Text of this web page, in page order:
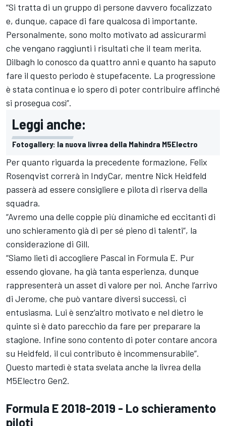
“Si tratta di un gruppo di persone davvero focalizzato
e, dunque, capace di fare qualcosa di importante.
Personalmente, sono molto motivato ad assicurarmi
che vengano raggiunti i risultati che il team merita.
Dilbagh lo conosco da quattro anni e quanto ha saputo
fare il questo periodo è stupefacente. La progressione
è stata continua e io spero di poter contribuire affinché
si prosegua così”.
Leggi anche:
Fotogallery: la nuova livrea della Mahindra M5Electro
Per quanto riguarda la precedente formazione, Felix
Rosenqvist correrà in IndyCar, mentre Nick Heidfeld
passerà ad essere consigliere e pilota di riserva della
squadra.
“Avremo una delle coppie più dinamiche ed eccitanti di
uno schieramento già di per sé pieno di talenti”, la
considerazione di Gill.
“Siamo lieti di accogliere Pascal in Formula E. Pur
essendo giovane, ha già tanta esperienza, dunque
rappresenterà un asset di valore per noi. Anche l’arrivo
di Jerome, che può vantare diversi successi, ci
entusiasma. Lui è senz’altro motivato e nel dietro le
quinte si è dato parecchio da fare per preparare la
stagione. Infine sono contento di poter contare ancora
su Heidfeld, il cui contributo è incommensurabile”.
Questo martedì è stata svelata anche la livrea della
M5Electro Gen2.
Formula E 2018-2019 - Lo schieramento
piloti